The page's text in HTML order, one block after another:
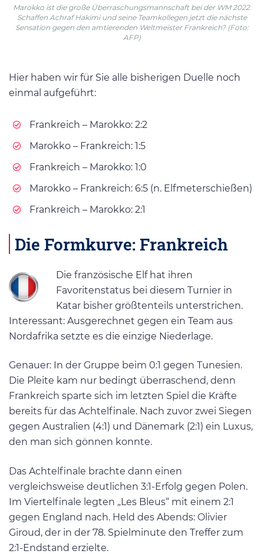
Marokko ist die große Überraschungsmannschaft bei der WM 2022.
Schaffen Achraf Hakimi und seine Teamkollegen jetzt die nächste
Sensation gegen den amtierenden Weltmeister Frankreich? (Foto:
AFP)
Hier haben wir für Sie alle bisherigen Duelle noch
einmal aufgeführt:
Frankreich – Marokko: 2:2
Marokko – Frankreich: 1:5
Frankreich – Marokko: 1:0
Marokko – Frankreich: 6:5 (n. Elfmeterschießen)
Frankreich – Marokko: 2:1
Die Formkurve: Frankreich
Die französische Elf hat ihren
Favoritenstatus bei diesem Turnier in
Katar bisher größtenteils unterstrichen.
Interessant: Ausgerechnet gegen ein Team aus
Nordafrika setzte es die einzige Niederlage.
Genauer: In der Gruppe beim 0:1 gegen Tunesien.
Die Pleite kam nur bedingt überraschend, denn
Frankreich sparte sich im letzten Spiel die Kräfte
bereits für das Achtelfinale. Nach zuvor zwei Siegen
gegen Australien (4:1) und Dänemark (2:1) ein Luxus,
den man sich gönnen konnte.
Das Achtelfinale brachte dann einen
vergleichsweise deutlichen 3:1-Erfolg gegen Polen.
Im Viertelfinale legten „Les Bleus“ mit einem 2:1
gegen England nach. Held des Abends: Olivier
Giroud, der in der 78. Spielminute den Treffer zum
2:1-Endstand erzielte.